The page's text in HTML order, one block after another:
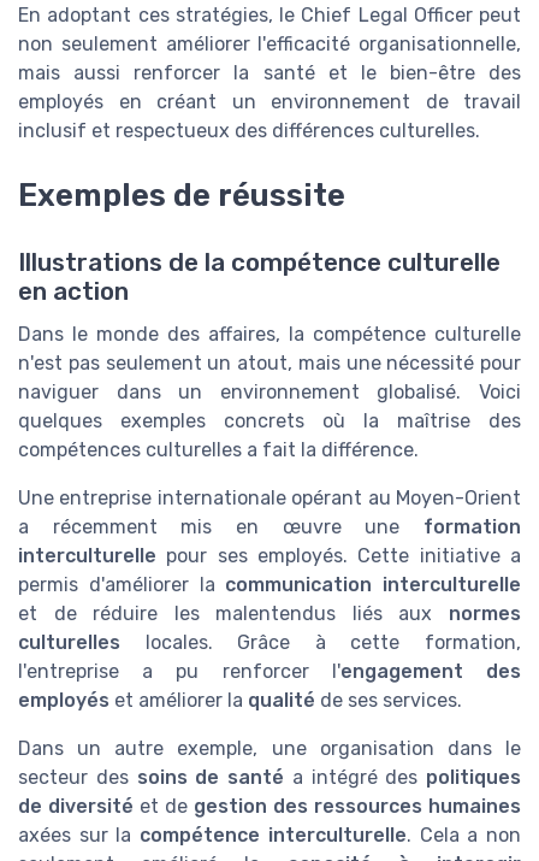
En adoptant ces stratégies, le Chief Legal Officer peut
non seulement améliorer l'efficacité organisationnelle,
mais aussi renforcer la santé et le bien-être des
employés en créant un environnement de travail
inclusif et respectueux des différences culturelles.
Exemples de réussite
Illustrations de la compétence culturelle
en action
Dans le monde des affaires, la compétence culturelle
n'est pas seulement un atout, mais une nécessité pour
naviguer dans un environnement globalisé. Voici
quelques exemples concrets où la maîtrise des
compétences culturelles a fait la différence.
Une entreprise internationale opérant au Moyen-Orient
a récemment mis en œuvre une formation
interculturelle pour ses employés. Cette initiative a
permis d'améliorer la communication interculturelle
et de réduire les malentendus liés aux normes
culturelles locales. Grâce à cette formation,
l'entreprise a pu renforcer l'engagement des
employés et améliorer la qualité de ses services.
Dans un autre exemple, une organisation dans le
secteur des soins de santé a intégré des politiques
de diversité et de gestion des ressources humaines
axées sur la compétence interculturelle. Cela a non